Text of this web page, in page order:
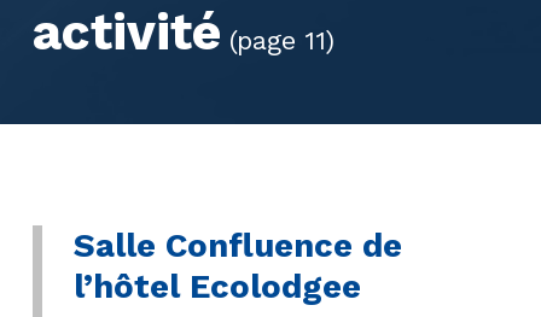
activité (page 11)
Salle Confluence de
l’hôtel Ecolodgee